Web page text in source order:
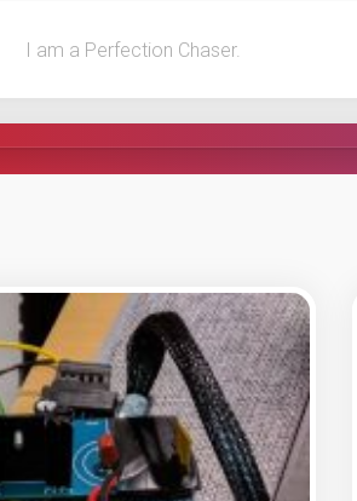
I am a Perfection Chaser.